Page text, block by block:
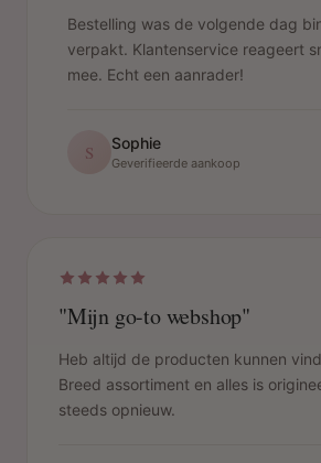
Bestelling was de volgende dag
verpakt. Klantenservice reageert
mee. Echt een aanrader!
S Sophie
Geverifieerde aankoop
"Mijn go-to webshop"
Heb altijd de producten kunnen
Breed assortiment en alles is
steeds opnieuw.